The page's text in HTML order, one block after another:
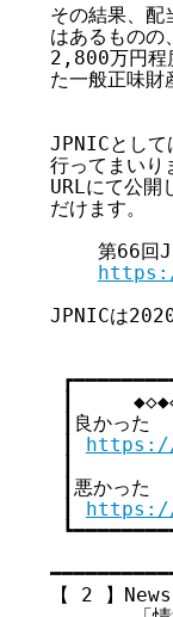
その結果、
はあるもの
2,800万円程
た一般正味財
JPNICとして
行ってまいり
URLにて公
だけます。
第66回
JPNICは
┃
┃良か
https://
┃悪か
https://
【 2 】